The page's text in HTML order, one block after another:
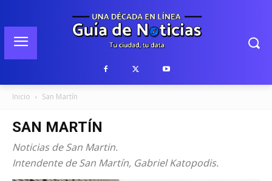
Inicio San Martín
SAN MARTÍN
Noticias de San Martin.
Intendente de San Martín, Gabriel Katopodis.